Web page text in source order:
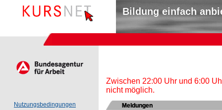
Bildung einfach
Nutzungsbedingungen
Zwischen 22:00 Uhr und 6:00
nicht möglich.
Meldungen